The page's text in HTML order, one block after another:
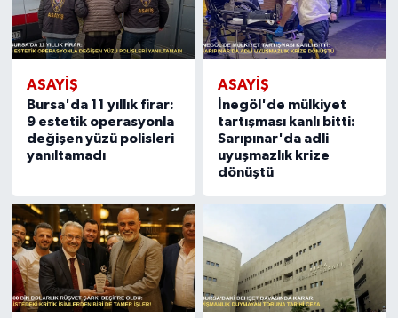
ASAYIŞ
Bursa'da 11 yıllık firar:
9 estetik operasyonla
değişen yüzü polisleri
yanıltamadı
ASAYIŞ
İnegöl'de mülkiyet
tartışması kanlı bitti:
Sarıpınar'da adli
uyuşmazlık krize
dönüştü